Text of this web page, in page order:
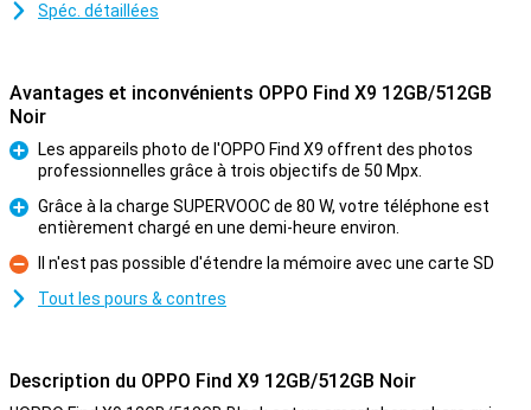
Spéc. détaillées
Avantages et inconvénients OPPO Find X9 12GB/512GB
Noir
Pour
Les appareils photo de l'OPPO Find X9 offrent des photos
professionnelles grâce à trois objectifs de 50 Mpx.
Pour
Grâce à la charge SUPERVOOC de 80 W, votre téléphone est
entièrement chargé en une demi-heure environ.
Contre
Il n'est pas possible d'étendre la mémoire avec une carte SD
Tout les pours & contres
Description du OPPO Find X9 12GB/512GB Noir